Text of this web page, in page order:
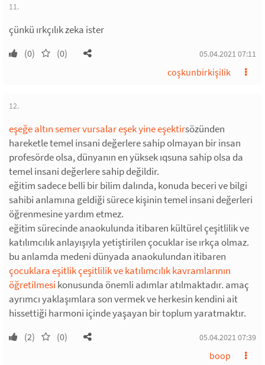
11.
çünkü ırkçılık zeka ister
(0) (0) 05.04.2021 07:11
coşkunbirkişilik
12.
eşeğe altın semer vursalar eşek yine eşektirsözünden
hareketle temel insani değerlere sahip olmayan bir insan
profesörde olsa, dünyanın en yüksek ıqsuna sahip olsa da
temel insani değerlere sahip değildir.
eğitim sadece belli bir bilim dalında, konuda beceri ve bilgi
sahibi anlamına geldiği sürece kişinin temel insani değerleri
öğrenmesine yardım etmez.
eğitim sürecinde anaokulunda itibaren kültürel çeşitlilik ve
katılımcılık anlayışıyla yetiştirilen çocuklar ise ırkça olmaz.
bu anlamda medeni dünyada anaokulundan itibaren
çocuklara eşitlik çeşitlilik ve katılımcılık kavramlarının
öğretilmesi konusunda önemli adımlar atılmaktadır. amaç
ayrımcı yaklaşımlara son vermek ve herkesin kendini ait
hissettiği harmoni içinde yaşayan bir toplum yaratmaktır.
(2) (0) 05.04.2021 07:39
boop